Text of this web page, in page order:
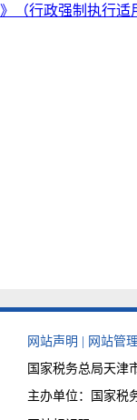
》（行政强制执行
网站声明 网站管理
国家税务总局天津
主办单位：国家税